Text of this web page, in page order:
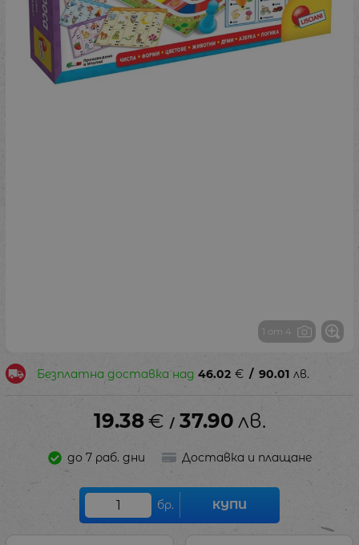
1 от 4
Безплатна доставка над 46.02 € / 90.01 лв.
19.38€ / 37.90 лв.
до 7 раб. дни Доставка и плащане
бр. КУПИ